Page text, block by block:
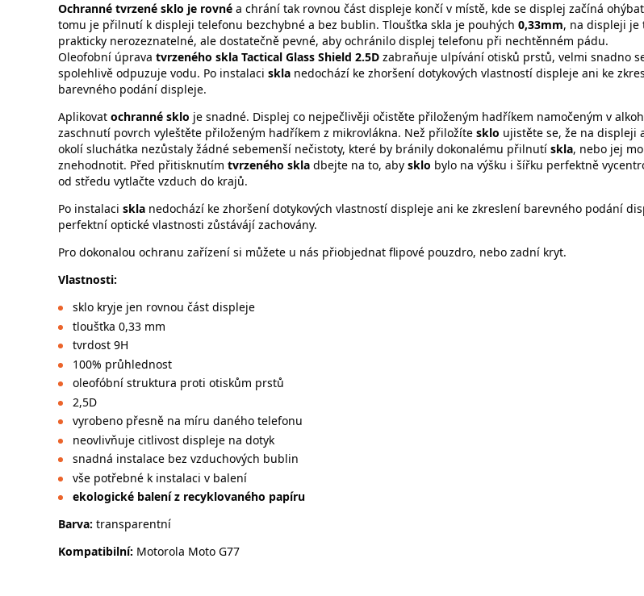
Ochranné tvrzené sklo je rovné a chrání tak rovnou část displeje končí v místě, kde se displej začíná
tomu je přilnutí k displeji telefonu bezchybné a bez bublin. Tloušťka skla je pouhých 0,33mm, na displeji je
prakticky nerozeznatelné, ale dostatečně pevné, aby ochránilo displej telefonu při nechtěnném pádu.
Oleofobní úprava tvrzeného skla Tactical Glass Shield 2.5D zabraňuje ulpívání otisků prstů, velmi snadno
spolehlivě odpuzuje vodu. Po instalaci skla nedochází ke zhoršení dotykových vlastností displeje ani ke
barevného podání displeje.
Aplikovat ochranné sklo je snadné. Displej co nejpečlivěji očistěte přiloženým hadříkem namočeným v
zaschnutí povrch vyleštěte přiloženým hadříkem z mikrovlákna. Než přiložíte sklo ujistěte se, že na displeji
okolí sluchátka nezůstaly žádné sebemenší nečistoty, které by bránily dokonalému přilnutí skla, nebo jej
znehodnotit. Před přitisknutím tvrzeného skla dbejte na to, aby sklo bylo na výšku i šířku perfektně
od středu vytlačte vzduch do krajů.
Po instalaci skla nedochází ke zhoršení dotykových vlastností displeje ani ke zkreslení barevného podání
perfektní optické vlastnosti zůstávájí zachovány.
Pro dokonalou ochranu zařízení si můžete u nás přiobjednat flipové pouzdro, nebo zadní kryt.
Vlastnosti:
sklo kryje jen rovnou část displeje
tloušťka 0,33 mm
tvrdost 9H
100% průhlednost
oleofóbní struktura proti otiskům prstů
2,5D
vyrobeno přesně na míru daného telefonu
neovlivňuje citlivost displeje na dotyk
snadná instalace bez vzduchových bublin
vše potřebné k instalaci v balení
ekologické balení z recyklovaného papíru
Barva: transparentní
Kompatibilní: Motorola Moto G77